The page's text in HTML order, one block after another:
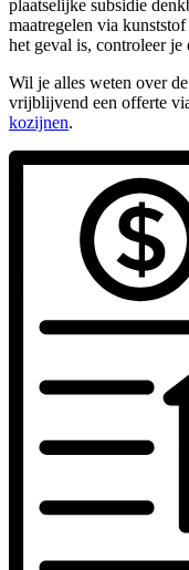
plaatselijke subsidie
maatregelen via
het geval is, controleer je
Wil je alles weten over
vrijblijvend een offerte
kozijnen.